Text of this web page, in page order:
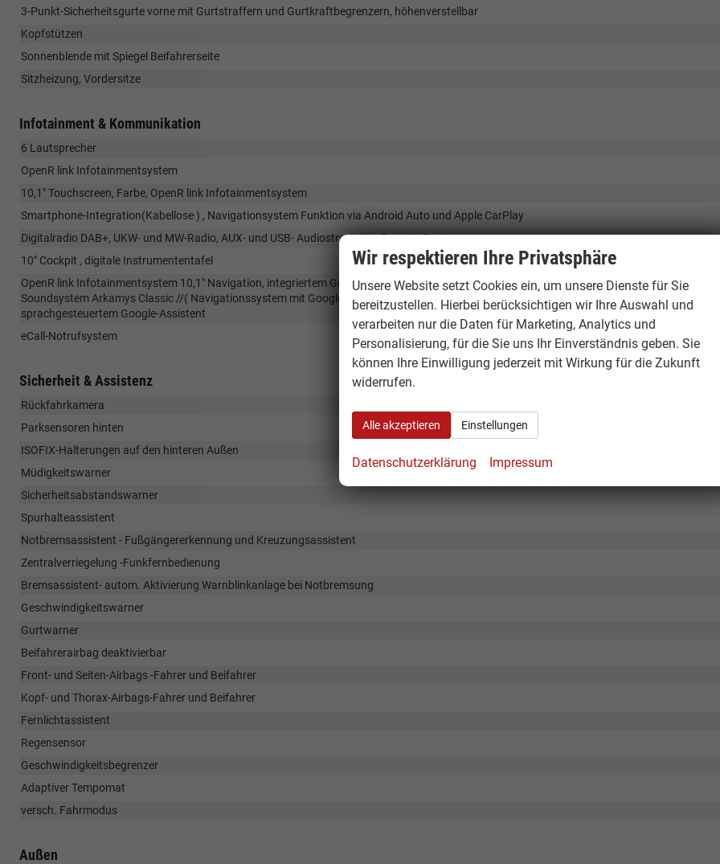
3-Punkt-Sicherheitsgurte vorne mit Gurtstraffern und Gurtkraftbegrenzern, höhenverstellbar
Kopfstützen
Sonnenblende mit Spiegel Beifahrerseite
Sitzheizung, Vordersitze
Infotainment & Kommunikation
6 Lautsprecher
OpenR link Infotainmentsystem
10,1" Touchscreen, Farbe, OpenR link Infotainmentsystem
Smartphone-Integration(Kabellose ) , Navigationsystem Funktion via Android Auto und Apple CarPlay
Digitalradio DAB+, UKW- und MW-Radio, AUX- und USB- Audiostreaming, Remote Services
10" Cockpit , digitale Instrumententafel
OpenR link Infotainmentsystem 10,1" Navigation, integriertem Google und Arkamys Soundsystem // Online-Multimediasystem mit
Soundsystem Arkamys Classic //( Navigationssystem mit Google Maps // integriertem Google kabellosem Android Auto & Apple Carplay //
sprachgesteuertem Google-Assistent
eCall-Notrufsystem
Sicherheit & Assistenz
Rückfahrkamera
Parksensoren hinten
ISOFIX-Halterungen auf den hinteren Außen
Müdigkeitswarner
Sicherheitsabstandswarner
Spurhalteassistent
Notbremsassistent - Fußgängererkennung und Kreuzungsassistent
Zentralverriegelung -Funkfernbedienung
Bremsassistent- autom. Aktivierung Warnblinkanlage bei Notbremsung
Geschwindigkeitswarner
Gurtwarner
Beifahrerairbag deaktivierbar
Front- und Seiten-Airbags -Fahrer und Beifahrer
Kopf- und Thorax-Airbags-Fahrer und Beifahrer
Fernlichtassistent
Regensensor
Geschwindigkeitsbegrenzer
Adaptiver Tempomat
versch. Fahrmodus
Außen
Wir respektieren Ihre Privatsphäre
Unsere Website setzt Cookies ein, um unsere Dienste für Sie
bereitzustellen. Hierbei berücksichtigen wir Ihre Auswahl und
verarbeiten nur die Daten für Marketing, Analytics und
Personalisierung, für die Sie uns Ihr Einverständnis geben. Sie
können Ihre Einwilligung jederzeit mit Wirkung für die Zukunft
widerrufen.
Alle akzeptieren Einstellungen
Datenschutzerklärung Impressum